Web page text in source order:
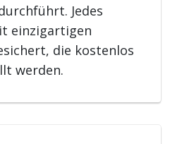
Jedes
einzigartigen
die kostenlos
werden.